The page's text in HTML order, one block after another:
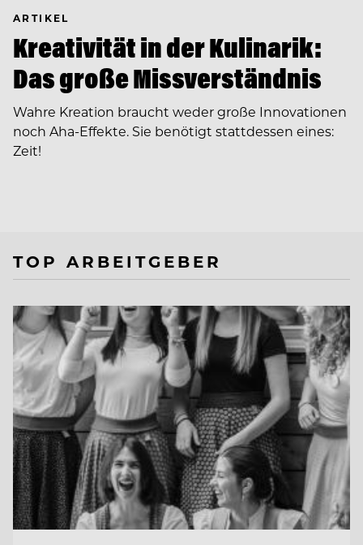
ARTIKEL
Kreativität in der Kulinarik:
Das große Missverständnis
Wahre Kreation braucht weder große Innovationen
noch Aha-Effekte. Sie benötigt stattdessen eines:
Zeit!
TOP ARBEITGEBER